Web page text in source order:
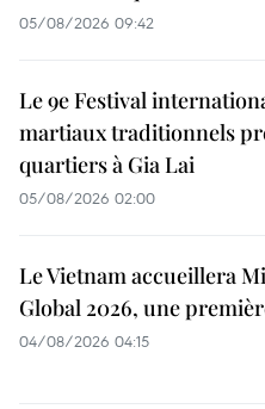
05/08/2026 09:42
Le 9e Festival
martiaux traditionnels
quartiers à Gia Lai
05/08/2026 02:00
Le Vietnam accueillera
Global 2026, une
04/08/2026 04:15